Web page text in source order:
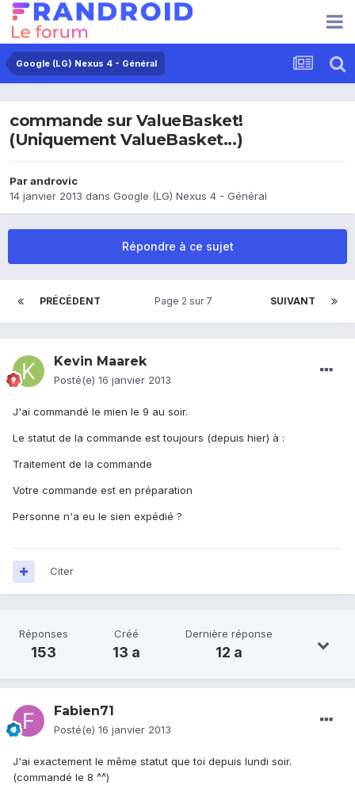
Google (LG) Nexus 4 - Général
commande sur ValueBasket!
(Uniquement ValueBasket...)
Parandrovic
14 janvier 2013 dans Google (LG) Nexus 4 - Général
Répondre à ce sujet
PRÉCÉDENT SUIVANT
Page 2 sur 7
Kevin Maarek
Posté(e) 16 janvier 2013
J'ai commandé le mien le 9 au soir.
Le statut de la commande est toujours (depuis hier) à :
Traitement de la commande
Votre commande est en préparation
Personne n'a eu le sien expédié ?
Citer
Réponses
153
Créé
13 a
Dernière réponse
12 a
Fabien71
Posté(e) 16 janvier 2013
J'ai exactement le même statut que toi depuis lundi soir.
(commandé le 8 ^^)